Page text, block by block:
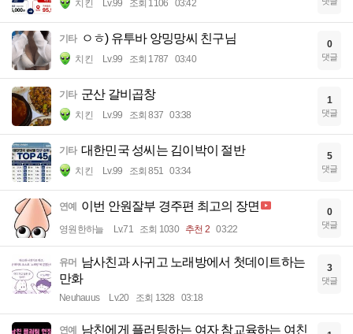
치킨 Lv.99 조회 1106 03:42
기타 ㅇㅎ) 유투바 앙밍망씨 친구님
치킨 Lv.99 조회 1787 03:40
0
댓글
기타 군산 갈비곱창
치킨 Lv.99 조회 837 03:38
1
댓글
기타 대한민국 성씨는 김이박이 절반
치킨 Lv.99 조회 851 03:34
5
댓글
연예 이번 안원잘부 경주편 최고의 장면
영원한하늘 Lv.71 조회 1030 추천 2 03:22
0
댓글
유머 남사친과 사귀고 노래방에서 첫데이트하는
만화
Neuhauus Lv.20 조회 1328 03:18
3
댓글
연예 남친에게 플러팅하는 여자 참교육하는 여친